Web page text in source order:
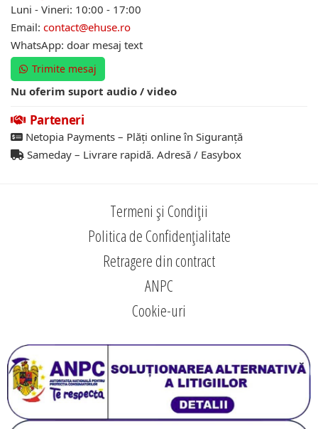
Luni - Vineri: 10:00 - 17:00
Email: contact@ehuse.ro
WhatsApp: doar mesaj text
Trimite mesaj
Nu oferim suport audio / video
Parteneri
Netopia Payments – Plăți online în Siguranță
Sameday – Livrare rapidă. Adresă / Easybox
Termeni și Condiții
Politica de Confidențialitate
Retragere din contract
ANPC
Cookie-uri